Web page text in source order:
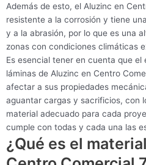
Además de esto, el Aluzinc en
resistente a la corrosión y tiene
y a la abrasión, por lo que es una
zonas con condiciones climáticas
Es esencial tener en cuenta que el
láminas de Aluzinc en Centro
afectar a sus propiedades
aguantar cargas y sacrificios, con
material adecuado para cada
cumple con todas y cada una las
¿Qué es el